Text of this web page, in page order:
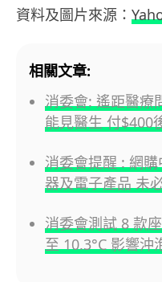
資料及圖片來源：
相關文章:
消委會: 遙距醫
能見醫生 付$400
消委會提醒 : 網購
器及電子產品 未
消委會測試 8 款
至 10.3°C 影響沖